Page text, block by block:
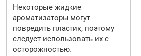
Некоторые жидкие
ароматизаторы могут
повредить пластик, поэтому
следует использовать их с
осторожностью.